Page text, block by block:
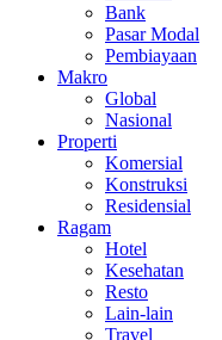
Bank
Pasar Modal
Pembiayaan
Makro
Global
Nasional
Properti
Komersial
Konstruksi
Residensial
Ragam
Hotel
Kesehatan
Resto
Lain-lain
Travel